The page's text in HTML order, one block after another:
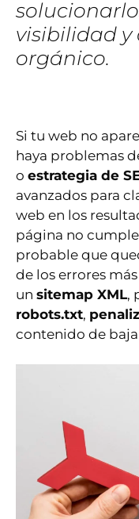
visibilidad
orgánico.
Si tu web no
haya problemas
o estrategia de
avanzados para
web en los
página no
probable que
de los errores
un sitemap XML,
robots.txt,
contenido de